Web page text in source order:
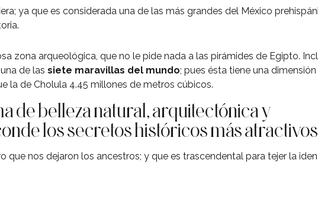
ya que es considerada una de las más grandes del México
zona arqueológica, que no le pide nada a las pirámides de Egipto.
de las siete maravillas del mundo; pues ésta tiene una dimensión
la de Cholula 4.45 millones de metros cúbicos.
de belleza natural, arquitectónica y
los secretos históricos más
que nos dejaron los ancestros; y que es trascendental para tejer la